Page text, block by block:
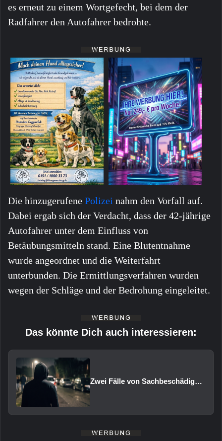
es erneut zu einem Wortgefecht, bei dem der
Radfahrer den Autofahrer bedrohte.
Die hinzugerufene Polizei nahm den Vorfall auf.
Dabei ergab sich der Verdacht, dass der 42-jährige
Autofahrer unter dem Einfluss von
Betäubungsmitteln stand. Eine Blutentnahme
wurde angeordnet und die Weiterfahrt
unterbunden. Die Ermittlungsverfahren wurden
wegen der Schläge und der Bedrohung eingeleitet.
Das könnte Dich auch interessieren:
Zwei Fälle von Sachbeschädigung und Diebstahl in Schweinfurt